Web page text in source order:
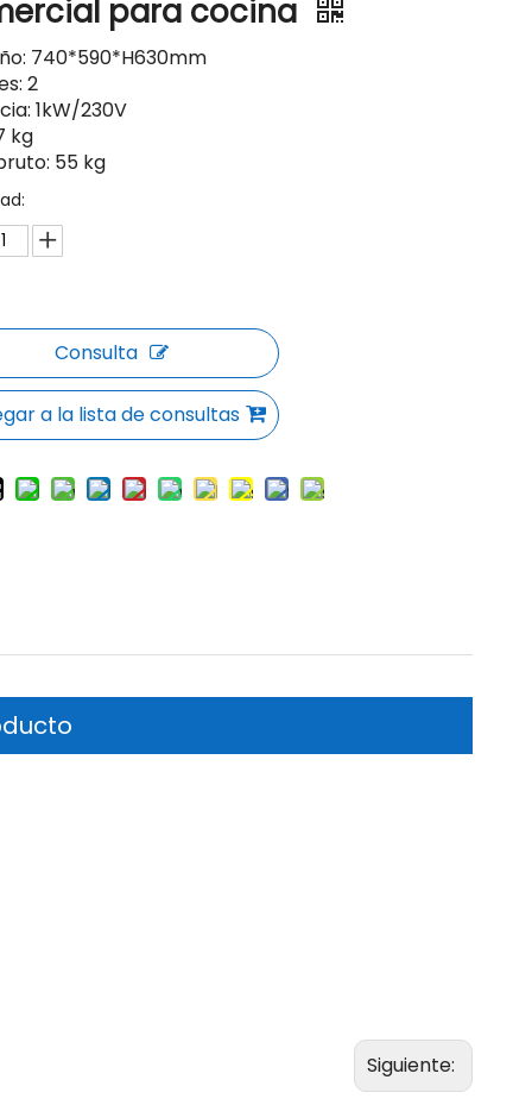
para cocina
740*590*H630mm
2
1kW/230V
kg
55 kg
Consulta
a la lista de consultas
Siguiente: